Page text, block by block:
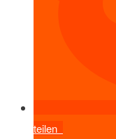
teilen